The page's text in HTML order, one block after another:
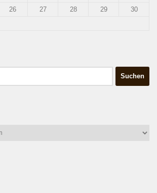
26 27 28 29
30